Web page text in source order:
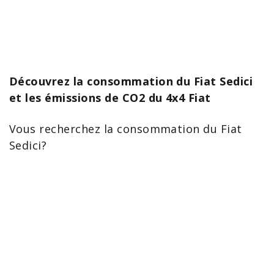
Découvrez la consommation du Fiat Sedici
et les émissions de CO2 du 4x4 Fiat
Vous recherchez la consommation du Fiat
Sedici?